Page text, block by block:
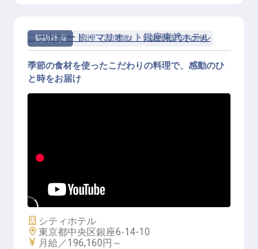
契約社員 調理（調理師） 調理部門その他
コートヤード・マリオット銀座東武ホテル
季節の食材を使ったこだわりの料理で、感動のひ
と時をお届け
施設業態
シティホテル
勤務地
東京都中央区銀座6-14-10
給与
月給／196,160円～